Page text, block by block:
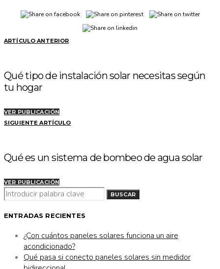
ARTÍCULO ANTERIOR
Qué tipo de instalación solar necesitas según
tu hogar
VER PUBLICACIÓN
SIGUIENTE ARTÍCULO
Qué es un sistema de bombeo de agua solar
VER PUBLICACIÓN
BUSCAR
POR:
BUSCAR
ENTRADAS RECIENTES
¿Con cuántos paneles solares funciona un aire
acondicionado?
Qué pasa si conecto paneles solares sin medidor